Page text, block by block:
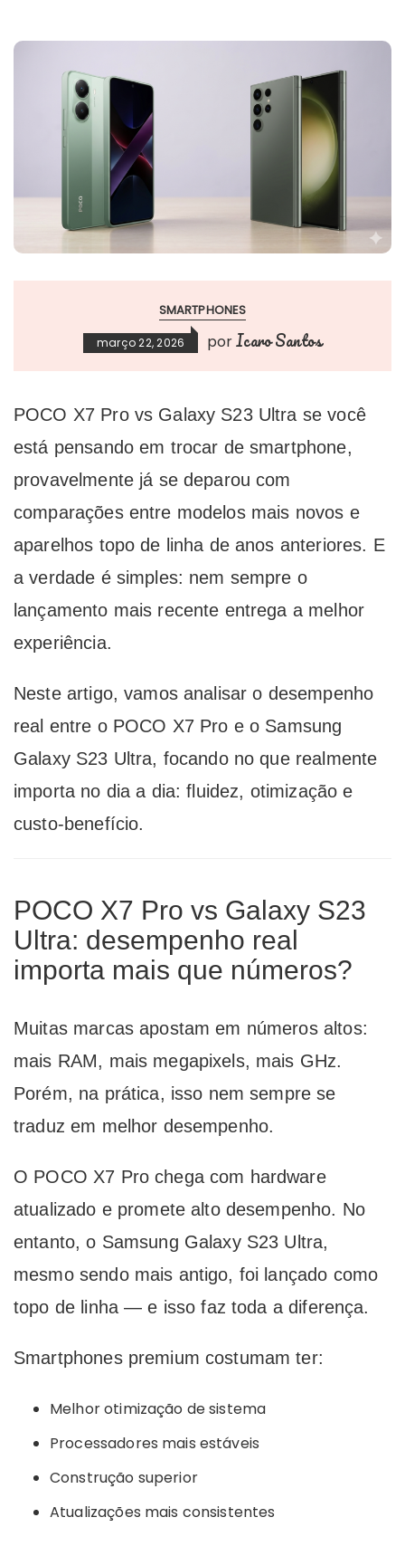
SMARTPHONES
março 22, 2026 porIcaro Santos
POCO X7 Pro vs Galaxy S23 Ultra se você
está pensando em trocar de smartphone,
provavelmente já se deparou com
comparações entre modelos mais novos e
aparelhos topo de linha de anos anteriores. E
a verdade é simples: nem sempre o
lançamento mais recente entrega a melhor
experiência.
Neste artigo, vamos analisar o desempenho
real entre o POCO X7 Pro e o Samsung
Galaxy S23 Ultra, focando no que realmente
importa no dia a dia: fluidez, otimização e
custo-benefício.
POCO X7 Pro vs Galaxy S23
Ultra: desempenho real
importa mais que números?
Muitas marcas apostam em números altos:
mais RAM, mais megapixels, mais GHz.
Porém, na prática, isso nem sempre se
traduz em melhor desempenho.
O POCO X7 Pro chega com hardware
atualizado e promete alto desempenho. No
entanto, o Samsung Galaxy S23 Ultra,
mesmo sendo mais antigo, foi lançado como
topo de linha — e isso faz toda a diferença.
Smartphones premium costumam ter:
Melhor otimização de sistema
Processadores mais estáveis
Construção superior
Atualizações mais consistentes